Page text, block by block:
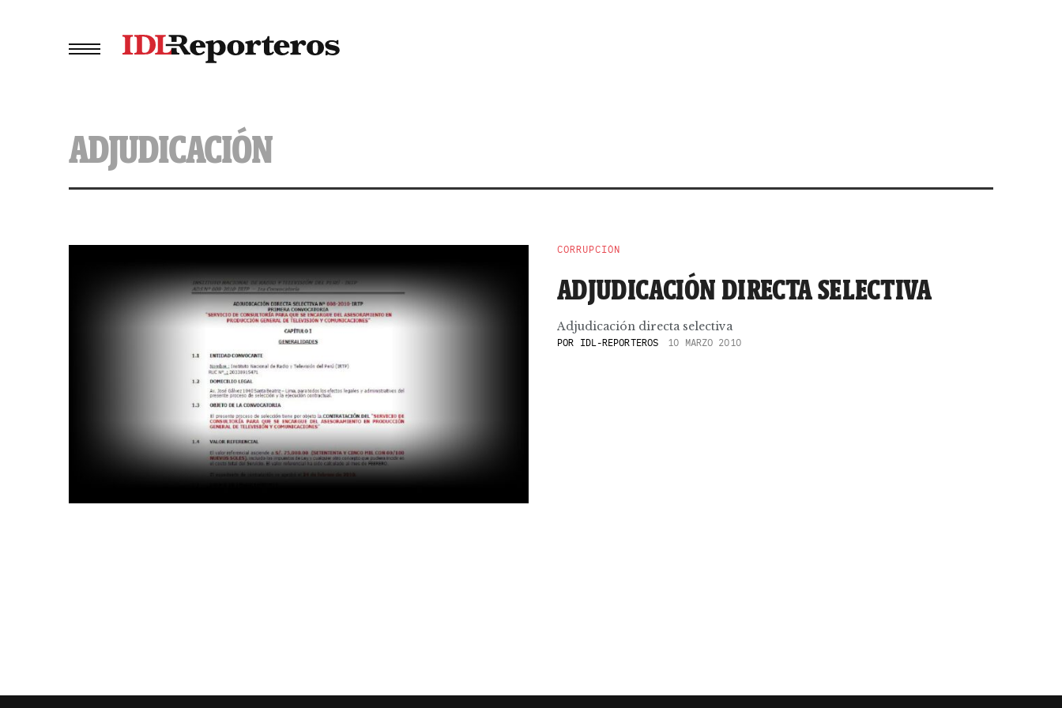
ADJUDICACIÓN
CORRUPCIÓN
ADJUDICACIÓN DIRECTA SELECTIVA
Adjudicación directa selectiva
POR IDL-REPORTEROS 10 MARZO 2010